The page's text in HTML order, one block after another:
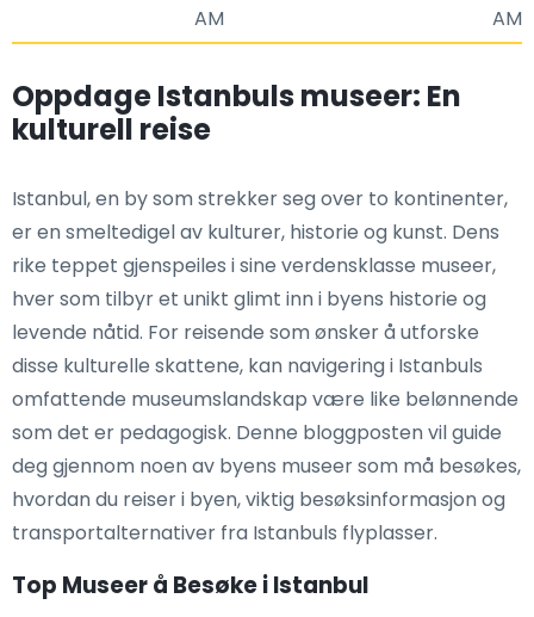
AM
AM
Oppdage Istanbuls museer: En
kulturell reise
Istanbul, en by som strekker seg over to kontinenter,
er en smeltedigel av kulturer, historie og kunst. Dens
rike teppet gjenspeiles i sine verdensklasse museer,
hver som tilbyr et unikt glimt inn i byens historie og
levende nåtid. For reisende som ønsker å utforske
disse kulturelle skattene, kan navigering i Istanbuls
omfattende museumslandskap være like belønnende
som det er pedagogisk. Denne bloggposten vil guide
deg gjennom noen av byens museer som må besøkes,
hvordan du reiser i byen, viktig besøksinformasjon og
transportalternativer fra Istanbuls flyplasser.
Top Museer å Besøke i Istanbul